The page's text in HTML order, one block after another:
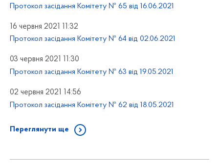
Протокол засідання Комітету № 65 від 16.06.2021
16 червня 2021 11:32
Протокол засідання Комітету № 64 від 02.06.2021
03 червня 2021 11:30
Протокол засідання Комітету № 63 від 19.05.2021
02 червня 2021 14:56
Протокол засідання Комітету № 62 від 18.05.2021
Переглянути ще